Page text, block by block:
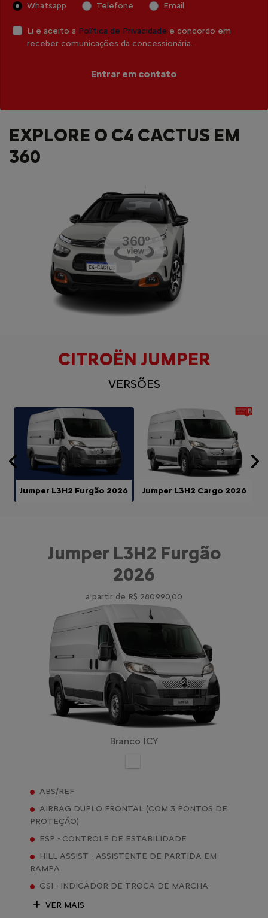
Whatsapp
Telefone Email
Li e aceito a Política de Privacidade e concordo em
receber comunicações da concessionária.
Entrar em contato
EXPLORE O C4 CACTUS EM
360
CITROËN JUMPER
VERSÕES
Jumper L3H2 Furgão 2026 Jumper L3H2 Cargo 2026
Anterior
Jumper L3H2 Furgão
2026
a partir de R$ 280.990,00
Branco ICY
ABS/REF
AIRBAG DUPLO FRONTAL (COM 3 PONTOS DE
PROTEÇÃO)
ESP - CONTROLE DE ESTABILIDADE
HILL ASSIST - ASSISTENTE DE PARTIDA EM
RAMPA
GSI - INDICADOR DE TROCA DE MARCHA
VER MAIS